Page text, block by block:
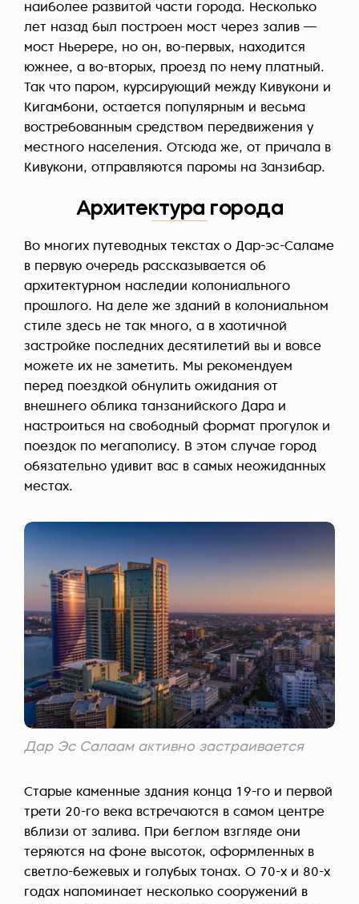
наиболее развитой части города. Несколько
лет назад был построен мост через залив —
мост Ньерере, но он, во-первых, находится
южнее, а во-вторых, проезд по нему платный.
Так что паром, курсирующий между Кивукони и
Кигамбони, остается популярным и весьма
востребованным средством передвижения у
местного населения. Отсюда же, от причала в
Кивукони, отправляются паромы на Занзибар.
Архитектура города
Во многих путеводных текстах о Дар-эс-Саламе
в первую очередь рассказывается об
архитектурном наследии колониального
прошлого. На деле же зданий в колониальном
стиле здесь не так много, а в хаотичной
застройке последних десятилетий вы и вовсе
можете их не заметить. Мы рекомендуем
перед поездкой обнулить ожидания от
внешнего облика танзанийского Дара и
настроиться на свободный формат прогулок и
поездок по мегаполису. В этом случае город
обязательно удивит вас в самых неожиданных
местах.
Дар Эс Салаам активно застраивается
Старые каменные здания конца 19-го и первой
трети 20-го века встречаются в самом центре
вблизи от залива. При беглом взгляде они
теряются на фоне высоток, оформленных в
светло-бежевых и голубых тонах. О 70-х и 80-х
годах напоминает несколько сооружений в